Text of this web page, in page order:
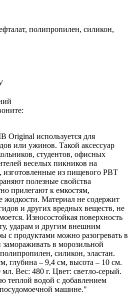
полипропилен, силикон,
Original используется для
или ужинов. Такой аксессуар
студентов, офисных
веселых пикников на
изготовленные из пищевого PBT
полезные свойства
прилегают к емкостям,
жидкости. Материал не содержит
и других вредных веществ, не
Износостойкая поверхность
ударам и другим внешним
с продуктами можно разогревать в
в морозильной
силикон, эластан.
глубина – 9,4 см, высота – 10 см.
Вес: 480 г. Цвет: светло-серый.
теплой водой с добавлением
машине."